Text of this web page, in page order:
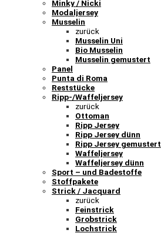
Minky / Nicki
Modaljersey
Musselin
zurück
Musselin Uni
Bio Musselin
Musselin gemustert
Panel
Punta di Roma
Reststücke
Ripp-/Waffeljersey
zurück
Ottoman
Ripp Jersey
Ripp Jersey dünn
Ripp Jersey gemustert
Waffeljersey
Waffeljersey dünn
Sport – und Badestoffe
Stoffpakete
Strick / Jacquard
zurück
Feinstrick
Grobstrick
Lochstrick